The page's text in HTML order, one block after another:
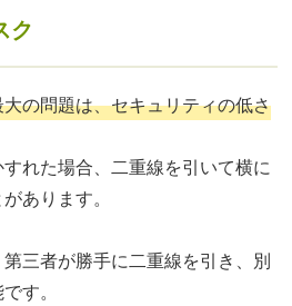
ク
の問題は、セキュリティの低さ
れた場合、二重線を引いて横に
あります。
三者が勝手に二重線を引き、別
す。